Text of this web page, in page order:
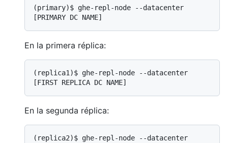
(primary)$ ghe-repl-node --datacenter
[PRIMARY DC NAME]
En la primera réplica:
(replica1)$ ghe-repl-node --datacenter
[FIRST REPLICA DC NAME]
En la segunda réplica:
(replica2)$ ghe-repl-node --datacenter